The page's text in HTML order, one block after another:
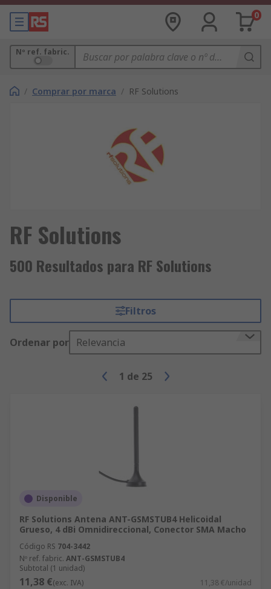
0
Nº ref. fabric.
/ Comprar por marca / RF Solutions
RF Solutions
500 Resultados para RF Solutions
Filtros
Ordenar por Relevancia
1 de 25
Disponible
RF Solutions Antena ANT-GSMSTUB4 Helicoidal
Grueso, 4 dBi Omnidireccional, Conector SMA Macho
Código RS 704-3442
Nº ref. fabric. ANT-GSMSTUB4
Subtotal (1 unidad)
11,38 €(exc. IVA) 11,38 €/unidad